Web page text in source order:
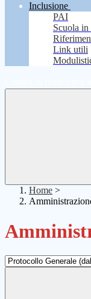
Inclusione
PAI
Scuola in
Link utili
Home >